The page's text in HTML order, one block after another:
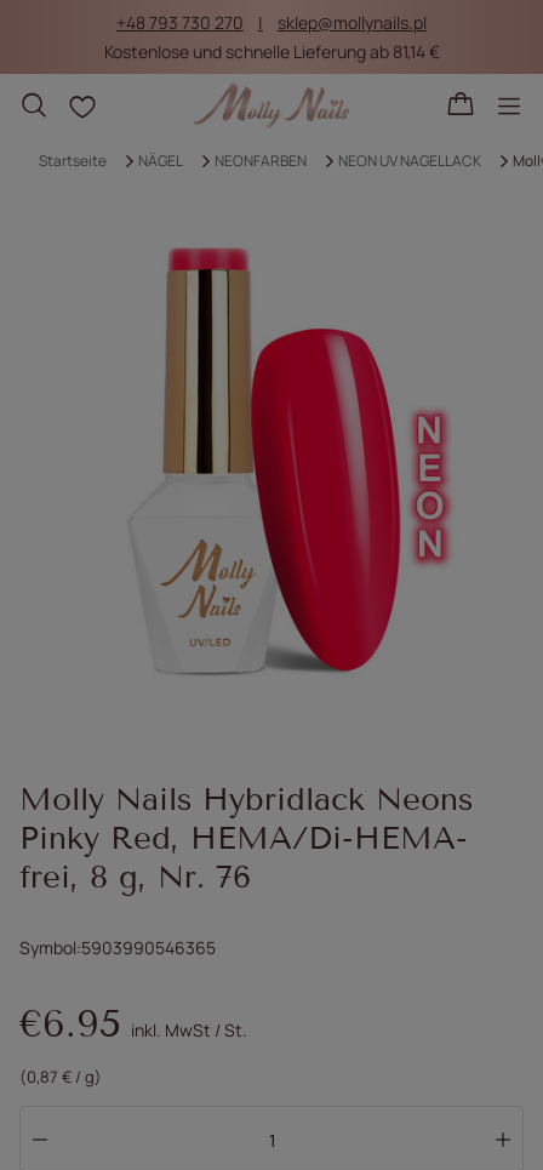
+48 793 730 270
sklep@mollynails.pl
Kostenlose und schnelle Lieferung ab 81,14 €
Einkaufslisten
Startseite NÄGEL NEONFARBEN NEON UV NAGELLACK
Molly Nails Hybridlack Neons
Pinky Red, HEMA/Di-HEMA-
frei, 8 g, Nr. 76
Symbol 5903990546365
€6.95 inkl. MwSt /St.
(0,87 € / g)